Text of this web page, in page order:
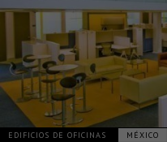
EDIFICIOS DE OFICINAS MÉXICO